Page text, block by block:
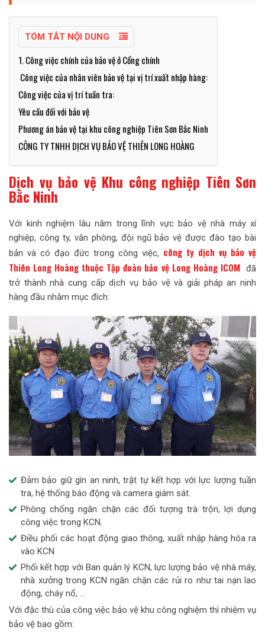
TÓM TẮT NỘI DUNG
1. Công việc chính của bảo vệ ở Cổng chính
Công việc của nhân viên bảo vệ tại vị trí xuất nhập hàng:
Công việc của vị trí tuần tra:
Yêu cầu đối với bảo vệ
Phương án bảo vệ tại khu công nghiệp Tiên Sơn Bắc Ninh
CÔNG TY TNHH DỊCH VỤ BẢO VỆ THIÊN LONG HOÀNG
Dịch vụ bảo vệ Khu công nghiệp Tiên Sơn
Bắc Ninh
Với kinh nghiệm lâu năm trong lĩnh vực bảo vệ nhà máy xí
nghiệp, công ty, văn phòng, đội ngũ bảo vệ được đào tạo bài
bản và có đạo đức trong công việc, công ty dịch vụ bảo vệ
Thiên Long Hoàng thuộc Tập đoàn bảo vệ Long Hoàng ICOM đã
trở thành nhà cung cấp dịch vụ bảo vệ và giải pháp an ninh
hàng đầu nhằm mục đích:
Đảm bảo giữ gìn an ninh, trật tự kết hợp với lực lượng tuần
tra, hệ thống báo động và camera giám sát.
Phòng chống ngăn chặn các đối tượng trà trộn, lợi dụng
công việc trong KCN.
Điều phối các hoạt động giao thông, xuất nhập hàng hóa ra
vào KCN
Phối kết hợp với Ban quản lý KCN, lực lượng bảo vệ nhà máy,
nhà xưởng trong KCN ngăn chặn các rủi ro như tai nạn lao
động, cháy nổ, …
Với đặc thù của công việc bảo vệ khu công nghiệm thì nhiệm vụ
bảo vệ bao gồm: